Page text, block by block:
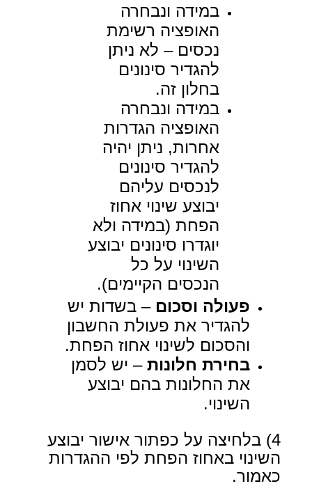
במידה ונבחרה
האופציה רשימת
נכסים – לא ניתן
להגדיר סינונים
בחלון זה.
במידה ונבחרה
האופציה הגדרות
אחרות, ניתן יהיה
להגדיר סינונים
לנכסים עליהם
יבוצע שינוי אחוז
הפחת (במידה ולא
יוגדרו סינונים יבוצע
השינוי על כל
הנכסים הקיימים).
פעולה וסכום – בשדות יש
להגדיר את פעולת החשבון
והסכום לשינוי אחוז הפחת.
בחירת חלונות– יש לסמן
את החלונות בהם יבוצע
השינוי.
4) בלחיצה על כפתור אישור יבוצע
השינוי באחוז הפחת לפי ההגדרות
כאמור.